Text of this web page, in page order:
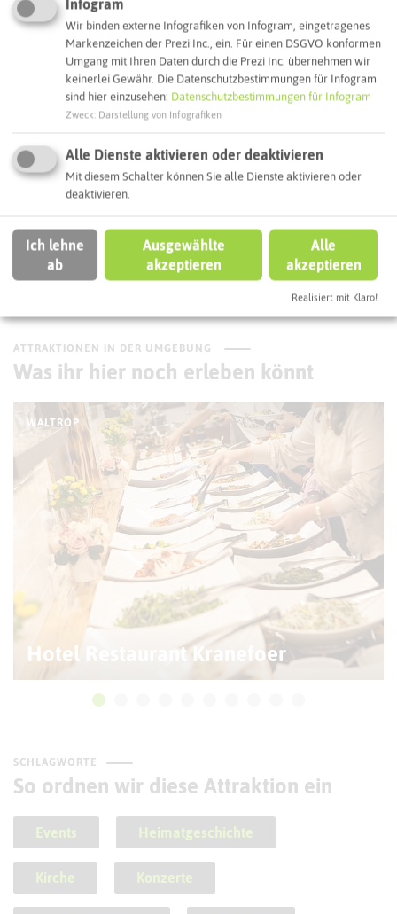
Webseite
Interaktive Karte
Routenplanung zum Ziel:
Autoroute finden
ATTRAKTIONEN IN DER UMGEBUNG
Was ihr hier noch erleben könnt
WALTROP
Hotel Restaurant Kranefoer
SCHLAGWORTE
So ordnen wir diese Attraktion ein
Events Heimatgeschichte
Kirche Konzerte
Infogram
Wir binden externe Infografiken von Infogram, eingetragenes
Markenzeichen der Prezi Inc., ein. Für einen DSGVO konformen
Umgang mit Ihren Daten durch die Prezi Inc. übernehmen wir
keinerlei Gewähr. Die Datenschutzbestimmungen für Infogram
sind hier einzusehen: Datenschutzbestimmungen für Infogram
Zweck Darstellung von Infografiken
Alle Dienste aktivieren oder deaktivieren
Mit diesem Schalter können Sie alle Dienste aktivieren oder
deaktivieren.
Ich lehne
ab
Ausgewählte
akzeptieren
Alle
akzeptieren
Realisiert mit Klaro!